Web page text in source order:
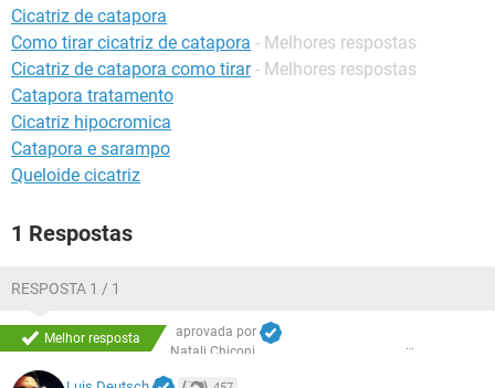
Cicatriz de catapora
Como tirar cicatriz de catapora - Melhores respostas
Cicatriz de catapora como tirar - Melhores respostas
Catapora tratamento
Cicatriz hipocromica
Catapora e sarampo
Queloide cicatriz
1 Respostas
RESPOSTA 1 / 1
Melhor resposta
aprovada por
Natali Chiconi